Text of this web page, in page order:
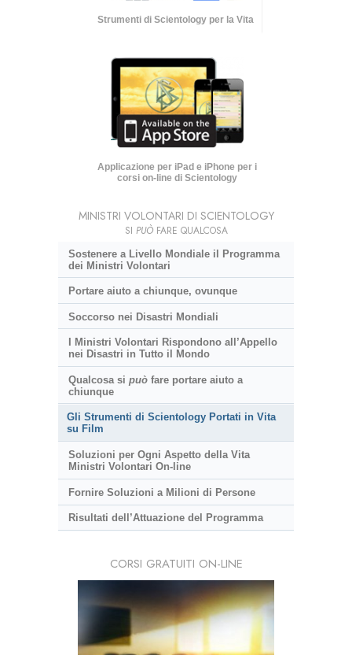
Strumenti di Scientology per la Vita
Applicazione per iPad e iPhone per i
corsi on-line di Scientology
MINISTRI VOLONTARI DI SCIENTOLOGY
SI PUÒFARE QUALCOSA
Sostenere a Livello Mondiale il Programma
dei Ministri Volontari
Portare aiuto a chiunque, ovunque
Soccorso nei Disastri Mondiali
I Ministri Volontari Rispondono all’Appello
nei Disastri in Tutto il Mondo
Qualcosa si puòfare portare aiuto a
chiunque
Gli Strumenti di Scientology Portati in Vita
su Film
Soluzioni per Ogni Aspetto della Vita
Ministri Volontari On-line
Fornire Soluzioni a Milioni di Persone
Risultati dell’Attuazione del Programma
CORSI GRATUITI ON-LINE